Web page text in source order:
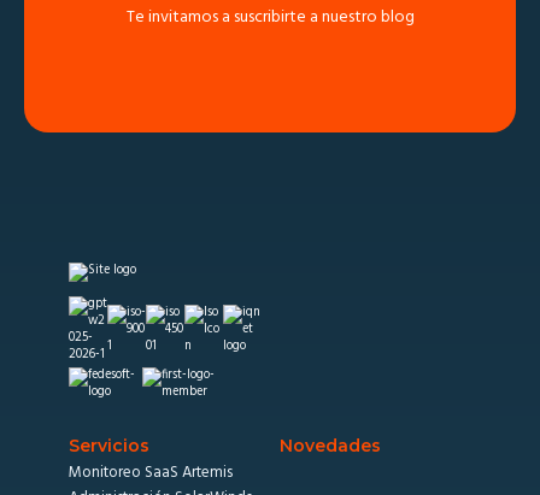
Te invitamos a suscribirte a nuestro blog
Servicios
Monitoreo SaaS Artemis
Novedades